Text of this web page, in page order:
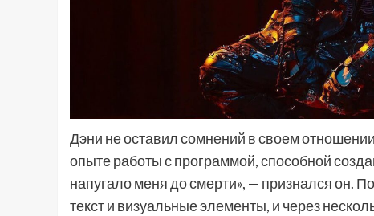
Дэни не оставил сомнений в своем
опыте работы с программой, способной
напугало меня до смерти», — признался он.
текст и визуальные элементы, и через